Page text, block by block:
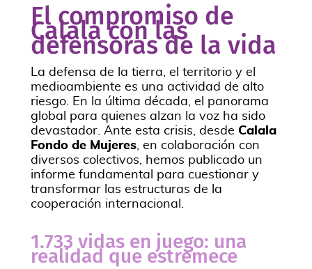
El compromiso de
Calala con las
defensoras de la vida
La defensa de la tierra, el territorio y el
medioambiente es una actividad de alto
riesgo. En la última década, el panorama
global para quienes alzan la voz ha sido
devastador. Ante esta crisis, desde Calala
Fondo de Mujeres, en colaboración con
diversos colectivos, hemos publicado un
informe fundamental para cuestionar y
transformar las estructuras de la
cooperación internacional.
1.733 vidas en juego: una
realidad que estremece